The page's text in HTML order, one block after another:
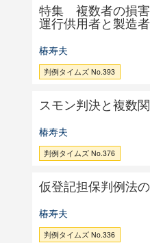
特集 複数者の損
運行供用者と製造
椿寿夫
判例タイムズ No.393
スモン判決と複数
椿寿夫
判例タイムズ No.376
仮登記担保判例法
椿寿夫
判例タイムズ No.336